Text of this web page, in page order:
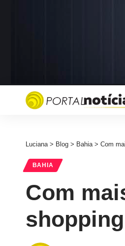
Luciana> Blog > Bahia> Com
BAHIA
Com